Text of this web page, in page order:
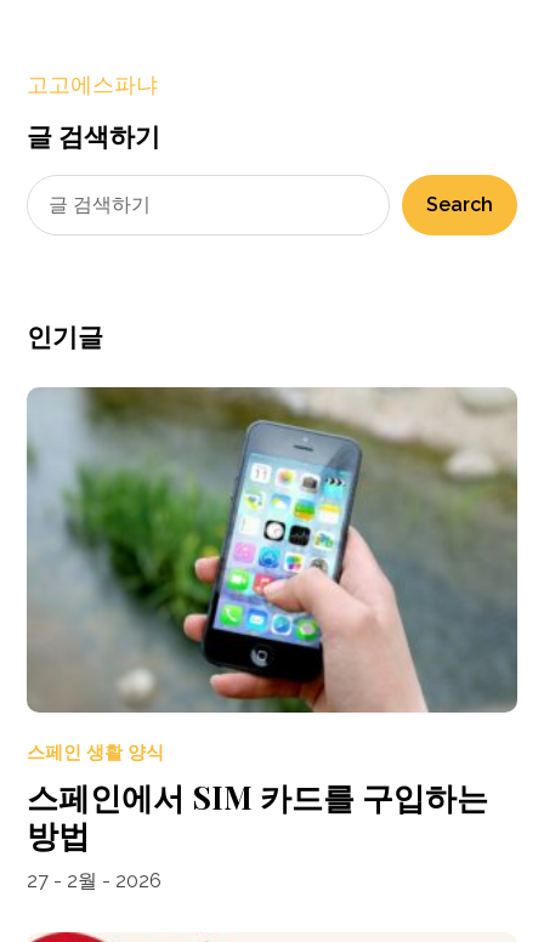
고고에스파냐
글 검색하기
Search
인기글
스페인 생활 양식
스페인에서 SIM 카드를 구입하는
방법
27 - 2월 - 2026